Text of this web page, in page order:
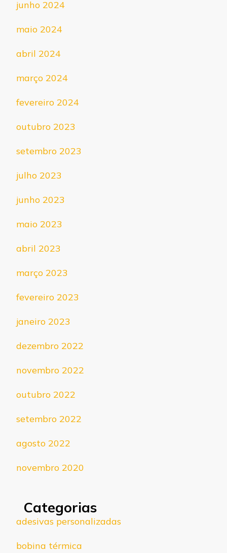
junho 2024
maio 2024
abril 2024
março 2024
fevereiro 2024
outubro 2023
setembro 2023
julho 2023
junho 2023
maio 2023
abril 2023
março 2023
fevereiro 2023
janeiro 2023
dezembro 2022
novembro 2022
outubro 2022
setembro 2022
agosto 2022
novembro 2020
Categorias
adesivas personalizadas
bobina térmica